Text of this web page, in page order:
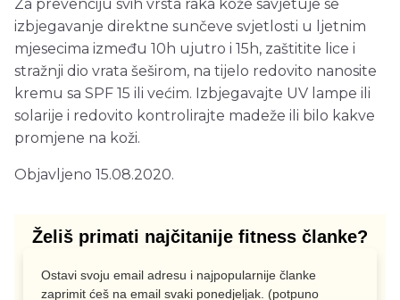
Za prevenciju svih vrsta raka kože savjetuje se
izbjegavanje direktne sunčeve svjetlosti u ljetnim
mjesecima između 10h ujutro i 15h, zaštitite lice i
stražnji dio vrata šeširom, na tijelo redovito nanosite
kremu sa SPF 15 ili većim. Izbjegavajte UV lampe ili
solarije i redovito kontrolirajte madeže ili bilo kakve
promjene na koži.
Objavljeno 15.08.2020.